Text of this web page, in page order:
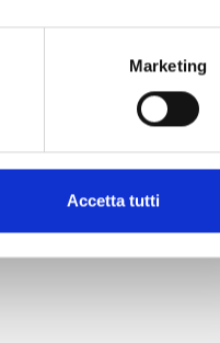
Marketing
Accetta tutti
V001303